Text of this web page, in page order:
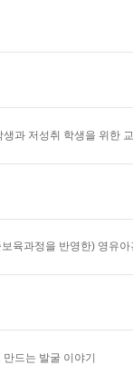
과 저성취 학생을 위한
육과정을 반영한) 영유아
드는 발굴 이야기